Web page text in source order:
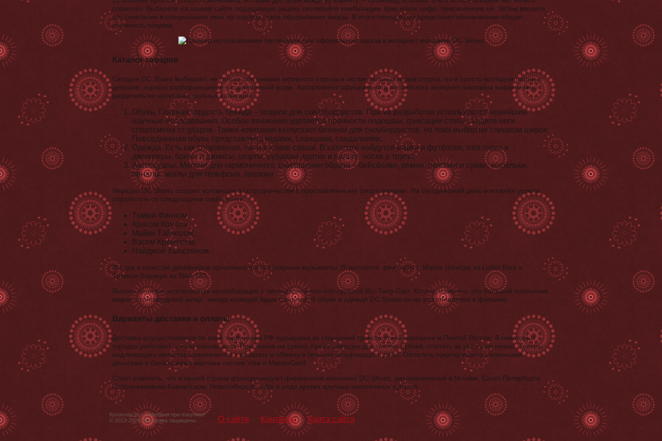
сложного. Выберите на нашем сайте подходящую акцию, скопируйте комбинацию букв и/или цифр, присвоенную ей. Затем введите
это сочетание в специальное окно на первом этапе оформления заказа. В итоге перед вами предстанет обновленная общая
стоимость покупки.
Каталог товаров
Сегодня DC Shoes выбирают не только поклонники активного отдыха и экстремальных видов спорта, но и просто молодые парни и
девушки, хорошо разбирающиеся в современной моде. Ассортимент официального российского интернет-магазина марки можно
разделить на несколько крупных категорий:
Обувь. Главная гордость бренда – модели для скейтбордистов. При их разработке используются новейшие
научные исследования. Особое внимание уделяется прочности подошвы, фиксации стопы, защите ноги
спортсмена от ударов. Также компания выпускает ботинки для сноубордистов, но пока выбор не слишком широк.
Повседневная обувь представлена кедами, сланцами, сандалиями;
Одежда. Есть как спортивная, так и в стиле casual. В каталоге найдутся майки и футболки, толстовки и
джемперы, брюки и джинсы, шорты, рубашки, куртки и пальто, носки и трусы;
Аксессуары. Мелочи для гармоничного завершения образа – бейсболки, ремни, рюкзаки и сумки, кошельки,
пеналы, чехлы для телефона, брелоки.
Нередко DC Shoes создает коллекции в сотрудничестве с прославленными спортсменами. На сегодняшний день компания успела
поработать со следующими скейтерами:
Томми Финном,
Крисом Коулом,
Майки Тэйлором,
Вэсом Кремером,
Найджой Хьюстоном.
Иногда в качестве дизайнеров привлекаются популярные музыканты. В частности, речь идет о Майке Шиноде из Linkin Park и
Трэвисе Баркере из Blink 182.
Высоко ценится эксклюзивная коллаборация с легендарной хип-хоп-группой Wu-Tang-Clan. Кстати, известно, что большой поклонник
марки – голливудский актер, звезда комедий Адам Сэндлер. В обуви и одежде DC Shoes он не раз появлялся в фильмах.
Варианты доставки и оплаты
Доставка осуществляется по всей территории РФ курьерами из сторонней транспортной компании и Почтой России. В некоторых
городах работают пункты самовывоза. При заказе на сумму, превышающую две тысячи рублей, платить за услугу не нужно. Товары
надлежащего качества принимаются к возврату и обмену в течение четырнадцати дней. Оплатить покупку можно наличными
деньгами и банковскими картами систем Visa и MasterCard.
Стоит отметить, что в нашей стране функционируют фирменные магазины DC Shoes, расположенные в Москве, Санкт-Петербурге,
Петропавловске-Камчатском, Новосибирске, Уфе и ряде других крупных населенных пунктов.
Купонлар.ру - экономия при покупках!
© 2013-2026 Все права защищены.
О сайте Контакты Карта сайта